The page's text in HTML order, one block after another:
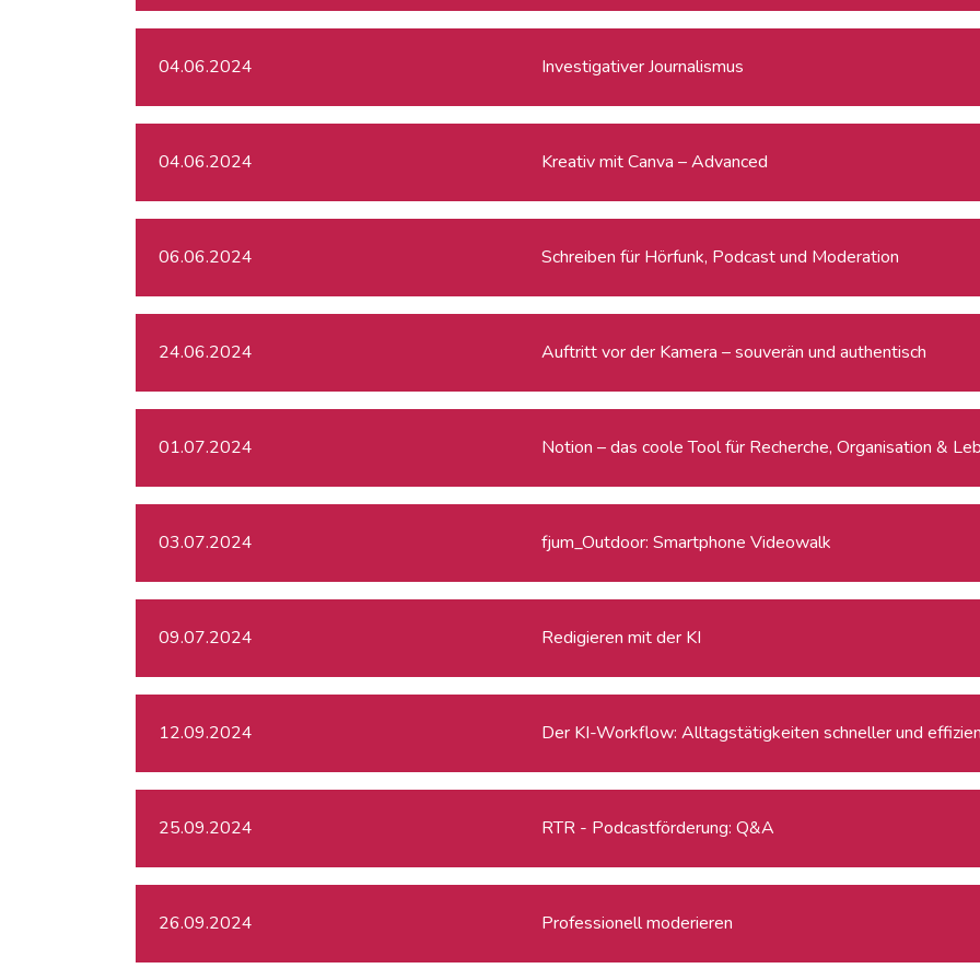
04.06.2024 Investigativer Journalismus
04.06.2024 Kreativ mit Canva – Advanced
06.06.2024 Schreiben für Hörfunk, Podcast und Moderation
24.06.2024 Auftritt vor der Kamera – souverän und authentisch
01.07.2024 Notion – das coole Tool für Recherche, Organisation &
03.07.2024 fjum_Outdoor: Smartphone Videowalk
09.07.2024 Redigieren mit der KI
12.09.2024 Der KI-Workflow: Alltagstätigkeiten schneller und
25.09.2024 RTR - Podcastförderung: Q&A
26.09.2024 Professionell moderieren